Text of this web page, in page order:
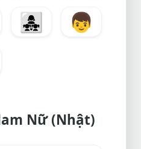
👩‍👧‍👧
👦
Nữ (Nhật)